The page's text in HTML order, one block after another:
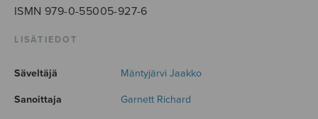
ISMN 979-0-55005-927-6
LISÄTIEDOT
Säveltäjä Mäntyjärvi Jaakko
Sanoittaja Garnett Richard